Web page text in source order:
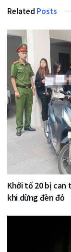
Related Posts
Khởi tố 20 bị can
khi dừng đèn đỏ